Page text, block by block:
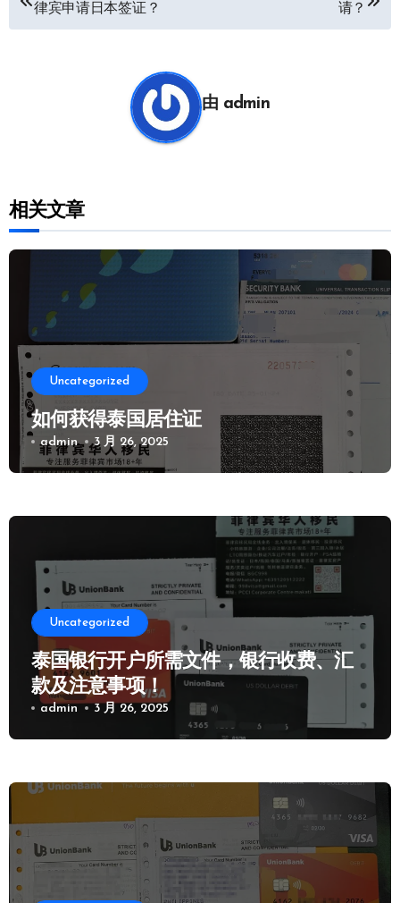
律宾申请日本签证？
请？
由 admin
相关文章
Uncategorized
如何获得泰国居住证
admin 3 月 26, 2025
Uncategorized
泰国银行开户所需文件，银行收费、汇
款及注意事项！
admin 3 月 26, 2025